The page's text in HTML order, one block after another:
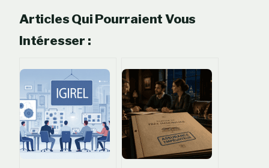
Articles Qui Pourraient Vous
Intéresser :